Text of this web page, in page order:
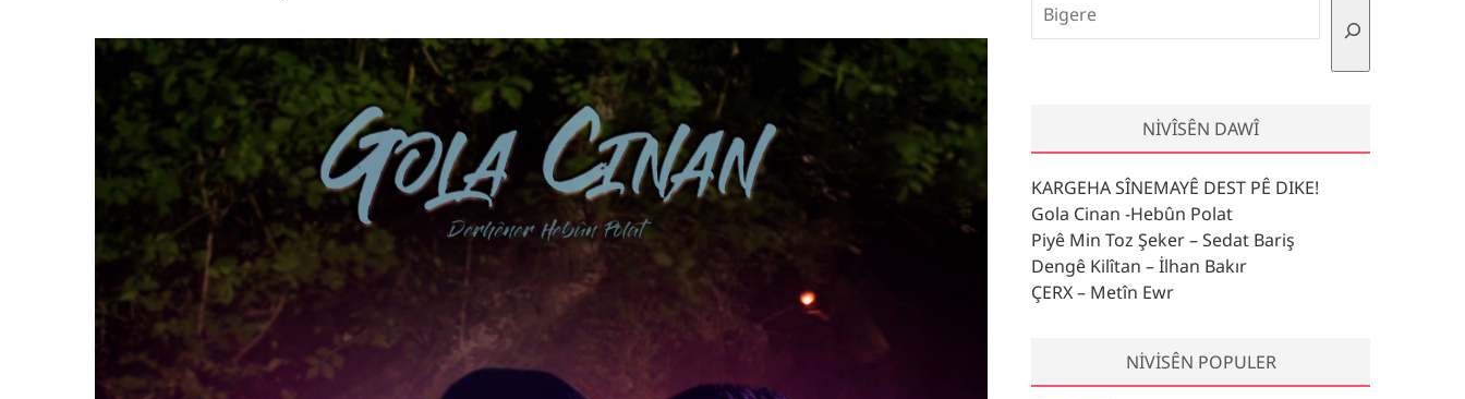
NIVÎSÊN DAWÎ
KARGEHA SÎNEMAYÊ DEST PÊ DIKE!
Gola Cinan -Hebûn Polat
Piyê Min Toz Şeker – Sedat Bariş
Dengê Kilîtan – İlhan Bakır
ÇERX – Metîn Ewr
NIVISÊN POPULER